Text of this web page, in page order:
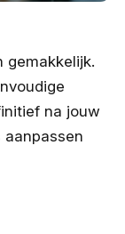
gemakkelijk.
na jouw